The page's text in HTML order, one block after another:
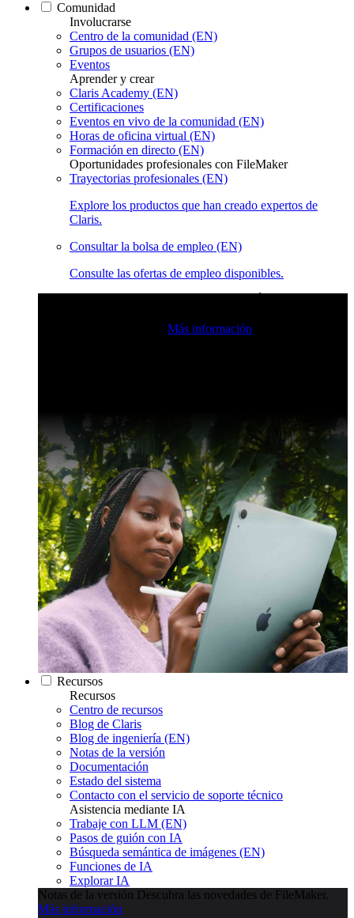
Comunidad
Involucrarse
Centro de la comunidad (EN)
Grupos de usuarios (EN)
Eventos
Aprender y crear
Claris Academy (EN)
Certificaciones
Eventos en vivo de la comunidad (EN)
Horas de oficina virtual (EN)
Formación en directo (EN)
Oportunidades profesionales con FileMaker
Trayectorias profesionales (EN)
Explore los productos que han creado expertos de
Claris.
Consultar la bolsa de empleo (EN)
Consulte las ofertas de empleo disponibles.
Más información
Recursos
Recursos
Centro de recursos
Blog de Claris
Blog de ingeniería (EN)
Notas de la versión
Documentación
Estado del sistema
Contacto con el servicio de soporte técnico
Asistencia mediante IA
Trabaje con LLM (EN)
Pasos de guión con IA
Búsqueda semántica de imágenes (EN)
Funciones de IA
Explorar IA
Notas de la versión Descubra las novedades de FileMaker.
Más información